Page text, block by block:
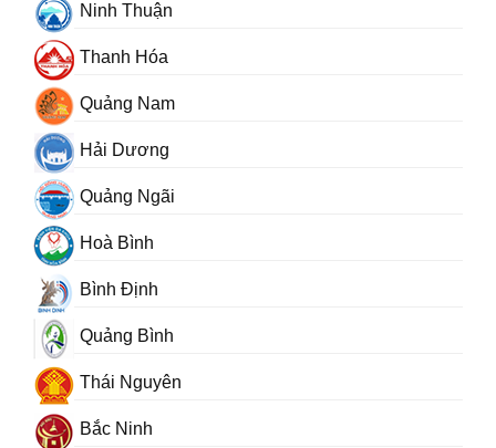
Ninh Thuận
Thanh Hóa
Quảng Nam
Hải Dương
Quảng Ngãi
Hoà Bình
Bình Định
Quảng Bình
Thái Nguyên
Bắc Ninh